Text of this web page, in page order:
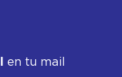
en tu mail